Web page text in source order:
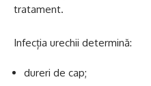
tratament.
Infecția urechii determină:
dureri de cap;